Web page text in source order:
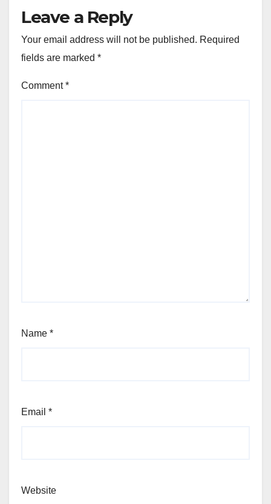
Leave a Reply
Your email address will not be published. Required
fields are marked *
Comment*
Name *
Email *
Website